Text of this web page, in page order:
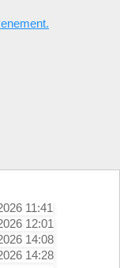
11:41
12:01
14:08
14:28